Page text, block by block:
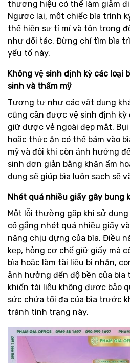
thương hiệu có thể làm giảm
Ngược lại, một chiếc bìa trình
thể hiện sự tỉ mỉ và tôn trọng
như đối tác. Đừng chỉ tìm bìa
yếu tố này.
Không vệ sinh định kỳ các loại
sinh và thẩm mỹ
Tương tự như các vật dụng
cũng cần được vệ sinh định kỳ
giữ được vẻ ngoài đẹp mắt.
hoặc thức ăn có thể bám vào
mỹ và đôi khi còn ảnh hưởng
sinh đơn giản bằng khăn ẩm
dụng sẽ giúp bìa luôn sạch sẽ
Nhét quá nhiều giấy gây bung
Một lỗi thường gặp khi sử
cố gắng nhét quá nhiều giấy
năng chịu đựng của bìa. Điều
kẹp, hỏng cơ chế giữ giấy mà
bìa hoặc làm tài liệu bị nhăn,
ảnh hưởng đến độ bền của bìa
khiến tài liệu không được bảo
sức chứa tối đa của bìa trước
tránh tình trạng này.